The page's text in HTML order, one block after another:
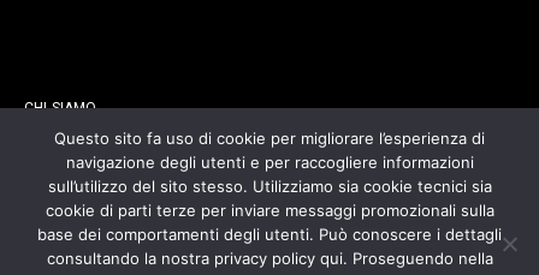
CHI SIAMO
CONTATTI
COOKIES POLICY
Questo sito fa uso di cookie per migliorare l’esperienza di
navigazione degli utenti e per raccogliere informazioni
sull’utilizzo del sito stesso. Utilizziamo sia cookie tecnici sia
cookie di parti terze per inviare messaggi promozionali sulla
base dei comportamenti degli utenti. Può conoscere i dettagli
consultando la nostra privacy policy qui. Proseguendo nella